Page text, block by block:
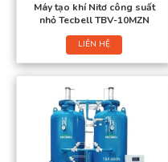
Máy tạo khí Nitơ công suất
nhỏ Tecbell TBV-10MZN
LIÊN HỆ